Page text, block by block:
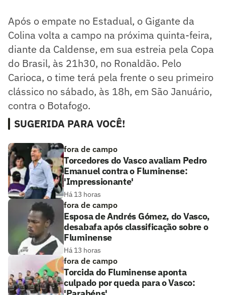
Após o empate no Estadual, o Gigante da
Colina volta a campo na próxima quinta-feira,
diante da Caldense, em sua estreia pela Copa
do Brasil, às 21h30, no Ronaldão. Pelo
Carioca, o time terá pela frente o seu primeiro
clássico no sábado, às 18h, em São Januário,
contra o Botafogo.
SUGERIDA PARA VOCÊ!
fora de campo
Torcedores do Vasco avaliam Pedro
Emanuel contra o Fluminense:
'Impressionante'
Há 13 horas
fora de campo
Esposa de Andrés Gómez, do Vasco,
desabafa após classificação sobre o
Fluminense
Há 13 horas
fora de campo
Torcida do Fluminense aponta
culpado por queda para o Vasco: